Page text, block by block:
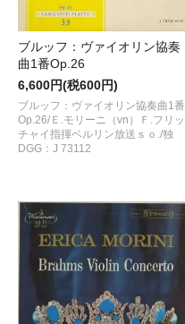
ブルッフ：ヴァイオリン協奏
曲1番Op.26
6,600円(税600円)
ブルッフ：ヴァイオリン協奏曲1番
Op.26/Ｅ.モリーニ（vn）Ｆ.フリッ
チャイ指揮ベルリン放送ｓｏ./独
DGG：J 73112